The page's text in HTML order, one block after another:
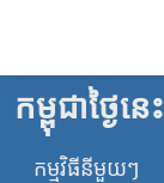
គេហទំព័រ​
ទាក់ទង
កម្ពុជា
អន្តរជាតិ
កម្ពុជាថ្ងៃនេះ
កម្មវិធី​នីមួយៗ